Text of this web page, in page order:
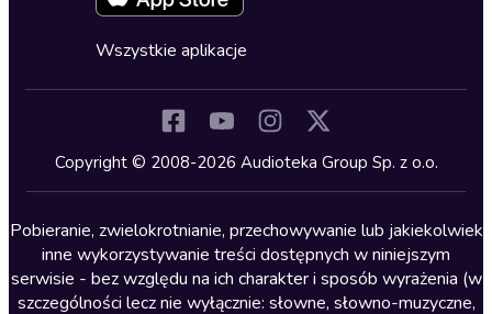
Kryminały
Lektury szkolne
Literatura anglojęzyczna
Literatura faktu
Literatura obyczajowa
Cykle audiobooków
Wszystkie aplikacje
Copyright © 2008-2026 Audioteka Group Sp. z o.o.
Pobieranie, zwielokrotnianie, przechowywanie lub jakiekolwiek
inne wykorzystywanie treści dostępnych w niniejszym
serwisie - bez względu na ich charakter i sposób wyrażenia (w
szczególności lecz nie wyłącznie: słowne, słowno-muzyczne,